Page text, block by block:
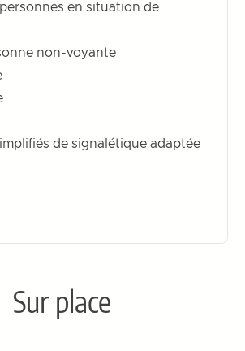
personnes en situation de
non-voyante
de signalétique adaptée
Sur place